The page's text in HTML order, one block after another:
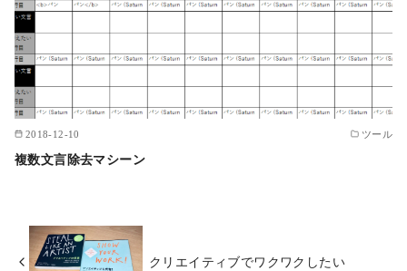
2018-12-10 ツール
複数文言除去マシーン
クリエイティブでワクワクしたい